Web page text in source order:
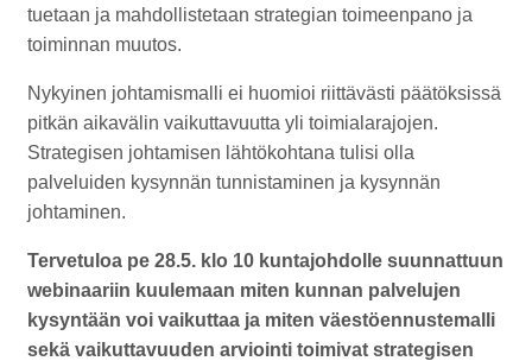
tuetaan ja mahdollistetaan strategian toimeenpano ja
toiminnan muutos.
Nykyinen johtamismalli ei huomioi riittävästi päätöksissä
pitkän aikavälin vaikuttavuutta yli toimialarajojen.
Strategisen johtamisen lähtökohtana tulisi olla
palveluiden kysynnän tunnistaminen ja kysynnän
johtaminen.
Tervetuloa pe 28.5. klo 10 kuntajohdolle suunnattuun
webinaariin kuulemaan miten kunnan palvelujen
kysyntään voi vaikuttaa ja miten väestöennustemalli
sekä vaikuttavuuden arviointi toimivat strategisen